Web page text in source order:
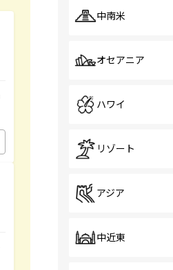
中南米
オセアニア
ハワイ
リゾート
アジア
中近東